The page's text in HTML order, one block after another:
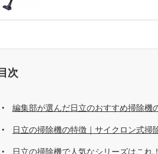
目次
編集部が選んだ日立のおすすめ掃除機
日立の掃除機の特徴｜サイクロン式掃
日立の掃除機で人気なシリーズはこれ！